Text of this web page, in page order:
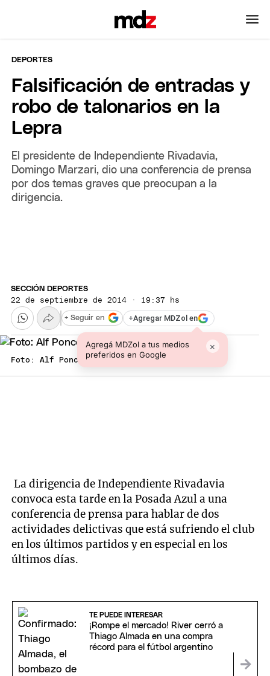
DEPORTES
Falsificación de entradas y
robo de talonarios en la
Lepra
El presidente de Independiente Rivadavia,
Domingo Marzari, dio una conferencia de prensa
por dos temas graves que preocupan a la
dirigencia.
SECCIÓN DEPORTES
22 de septiembre de 2014 · 19:37 hs
+Agregar MDZol en
Agregá MDZol a tus medios
preferidos en Google
×
+ Seguir en
Foto: Alf Ponce / MDZ
La dirigencia de Independiente Rivadavia
convoca esta tarde en la Posada Azul a una
conferencia de prensa para hablar de dos
actividades delictivas que está sufriendo el club
en los últimos partidos y en especial en los
últimos días.
TE PUEDE INTERESAR
¡Rompe el mercado! River cerró a
Thiago Almada en una compra
récord para el fútbol argentino